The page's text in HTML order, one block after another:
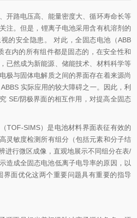
开路电压高、能量密度大、循环寿命长等
注。但是，锂离子电池采用含有机溶剂的
的安全隐患。 对此，全固态电池（ABB
在内的所有组件都是固态的，在安全性和
，已然成为新能源、储能技术、材料科学等
，电极与固体电解质之间的界面存在着来源尚
实际应用的较大障碍之一。因此，利
SE/阴极界面的相互作用，对提高全固态
TOF-SIMS）是电池材料界面表征有效的
高灵敏度检测所有组分（包括元素和分子结
辨进行微区成像，直观地展示不同组分在表/
造成全固态电池低离子电导率的原因，以
-固界面优化这两个重要问题具有重要的指导